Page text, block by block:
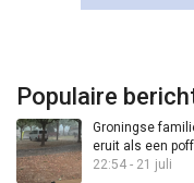
Populaire
Groningse
eruit als een
22:54 - 21 juli